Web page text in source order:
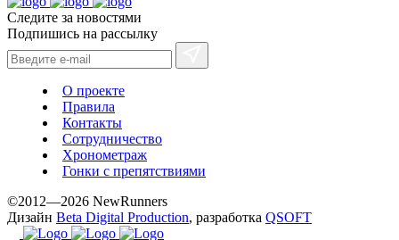
Следите за новостями
Подпишись на рассылку
О проекте
Правила
Контакты
Сотрудничество
Хронометраж
Гонки с препятствиями
©2012—2026 NewRunners
Дизайн Beta Digital Production, разработка QSOFT